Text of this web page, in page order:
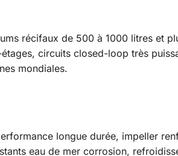
récifaux de 500 à 1000 litres et
circuits closed-loop très
mondiales.
longue durée, impeller
eau de mer corrosion,